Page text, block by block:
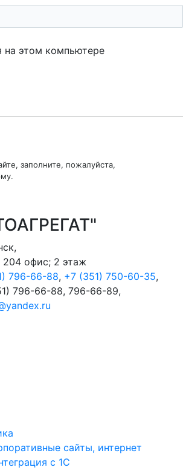
на этом компьютере
заполните, пожалуйста,
,
204 офис; 2 этаж
796-66-88, +7 (351) 750-60-35,
796-66-88, 796-66-89,
сайты, интернет
с 1С